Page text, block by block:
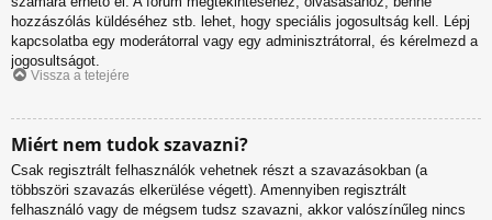
hozzászólás küldéséhez stb. lehet, hogy speciális jogosultság kell. Lépj
kapcsolatba egy moderátorral vagy egy adminisztrátorral, és kérelmezd a
jogosultságot.
Vissza a tetejére
Miért nem tudok szavazni?
Csak regisztrált felhasználók vehetnek részt a szavazásokban (a
többszöri szavazás elkerülése végett). Amennyiben regisztrált
felhasználó vagy de mégsem tudsz szavazni, akkor valószínűleg nincs